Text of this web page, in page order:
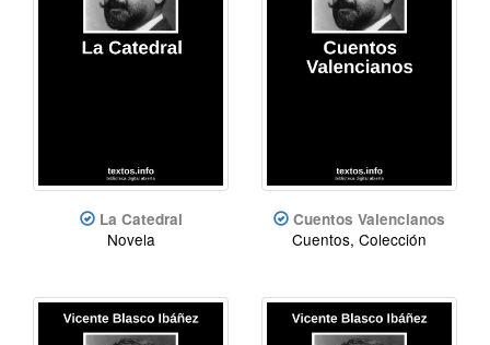
La Catedral
Novela
Cuentos Valencianos
Cuentos, Colección